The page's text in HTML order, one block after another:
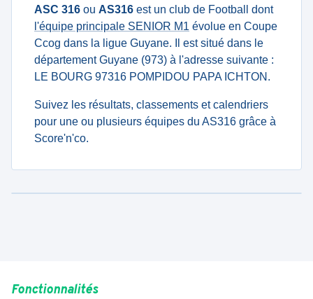
ASC 316 ou AS316 est un club de Football dont
l'équipe principale SENIOR M1 évolue en Coupe
Ccog dans la ligue Guyane. Il est situé dans le
département Guyane (973) à l'adresse suivante :
LE BOURG 97316 POMPIDOU PAPA ICHTON.
Suivez les résultats, classements et calendriers
pour une ou plusieurs équipes du AS316 grâce à
Score'n'co.
Fonctionnalités